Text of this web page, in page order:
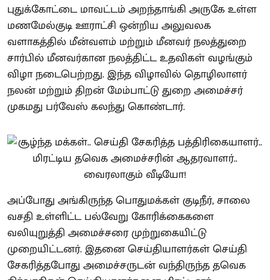
புதுக்கோட்டை மாவட்டம் அறந்தாங்கி அருகே உள்ள
மணமேல்குடி ஊராட்சி ஒன்றிய அலுவலக
வளாகத்தில் மீன்வளம் மற்றும் மீனவர் நலத்துறை
சார்பில் மீனவர்கான நலத்திட்ட உதவிகள் வழங்கும்
விழா நடைபெற்றது. இந்த விழாவில் தொழிலாளர்
நலன் மற்றும் திறன் மேம்பாட்டு துறை அமைச்சர்
முகமது பர்வேஸ் கலந்து கொண்டார்.
அப்போது அங்கிருந்த பொதுமக்கள் குடிநீர், சாலை
வசதி உள்ளிட்ட பல்வேறு கோரிக்கைகளை
வலியுறுத்தி அமைச்சரை முற்றுகையிட்டு
முறையிட்டனர். இதனை செய்தியாளர்கள் செய்தி
சேகரித்தபோது அமைச்சருடன் வந்திருந்த தவெக